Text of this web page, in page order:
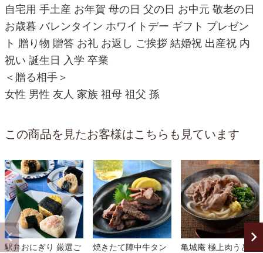
自宅用 手土産 お年賀 母の日 父の日 お中元 敬老の日
お歳暮 バレンタイン ホワイトデー ギフト プレゼン
ト 贈り物 贈答 お礼 お返し ご挨拶 結婚祝 出産祝 内
祝い 誕生日 入学 卒業
＜贈る相手＞
女性 男性 友人 家族 祖母 祖父 孫
この商品を見たお客様はこちらも見ています
駅弁おにぎり 厳選ご
焼きたて陣中牛タン
亀城庵 極上肉うどん